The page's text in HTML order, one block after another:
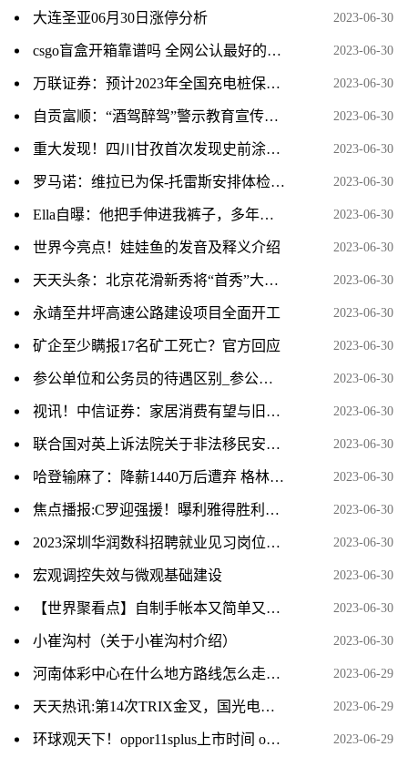
大连圣亚06月30日涨停分析 2023-06-30
csgo盲盒开箱靠谱吗 全网公认最好的csgo开箱网站盘点 2023-06-30
万联证券：预计2023年全国充电桩保有量将超过1050万台_热闻 2023-06-30
自贡富顺：“酒驾醉驾”警示教育宣传进企业|世界要闻 2023-06-30
重大发现！四川甘孜首次发现史前涂绘类岩画群-焦点速递 2023-06-30
罗马诺：维拉已为保-托雷斯安排体检，转会费3500万欧加浮动 2023-06-30
Ella自曝：他把手伸进我裤子，多年后才知道，两个妹妹同样被侵犯 2023-06-30
世界今亮点！娃娃鱼的发音及释义介绍 2023-06-30
天天头条：北京花滑新秀将“首秀”大奖赛 2023-06-30
永靖至井坪高速公路建设项目全面开工 2023-06-30
矿企至少瞒报17名矿工死亡？官方回应 2023-06-30
参公单位和公务员的待遇区别_参公管理和公务员待遇_天天信息 2023-06-30
视讯！中信证券：家居消费有望与旧改相配合 带动存量更新需求 2023-06-30
联合国对英上诉法院关于非法移民安置计划的裁决表示欢迎 世界新消息 2023-06-30
哈登输麻了：降薪1440万后遭弃 格林拒与他搭档 三年1.5亿没人给 2023-06-30
焦点播报:C罗迎强援！曝利雅得胜利签国米中场达协议 3年合同狂赚1亿欧 2023-06-30
2023深圳华润数科招聘就业见习岗位一览 环球短讯 2023-06-30
宏观调控失效与微观基础建设 2023-06-30
【世界聚看点】自制手帐本又简单又漂亮（自己动手做一本可爱满分的手帐本吧） 2023-06-30
小崔沟村（关于小崔沟村介绍） 2023-06-30
河南体彩中心在什么地方路线怎么走_河南体彩中心的具体地址是哪里 2023-06-29
天天热讯:第14次TRIX金叉，国光电气买入胜率如何？看数据说n 2023-06-29
环球观天下！oppor11splus上市时间 oppor11splus 2023-06-29